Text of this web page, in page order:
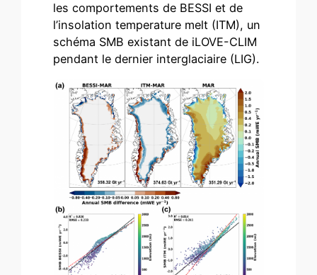
les comportements de BESSI et de
l’insolation temperature melt (ITM), un
schéma SMB existant de iLOVE-CLIM
pendant le dernier interglaciaire (LIG).